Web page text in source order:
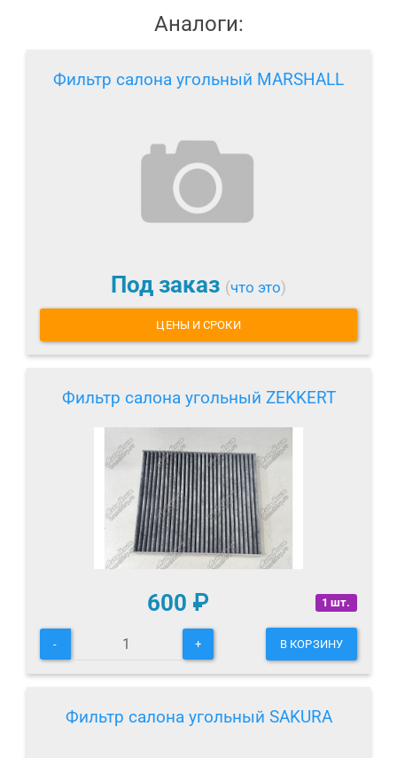
Аналоги:
Фильтр салона угольный MARSHALL
Под заказ (что это)
ЦЕНЫ И СРОКИ
Фильтр салона угольный ZEKKERT
1 шт.
600 ₽
- + В КОРЗИНУ
Фильтр салона угольный SAKURA